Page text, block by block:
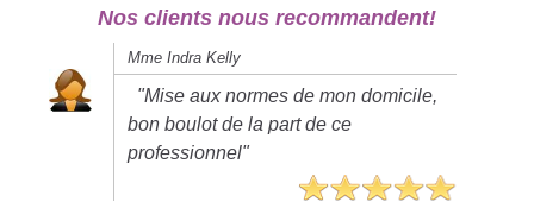
Nos clients nous recommandent!
Mme Indra Kelly
"Mise aux normes de mon domicile,
bon boulot de la part de ce
professionnel"